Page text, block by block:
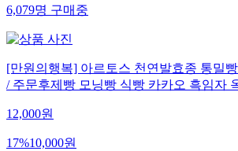
6,079명 구매중
[만원의행복] 아르토스 천연발효종 통밀빵
/ 주문후제빵 모닝빵 식빵 카카오 흑임자
12,000원
17%10,000원